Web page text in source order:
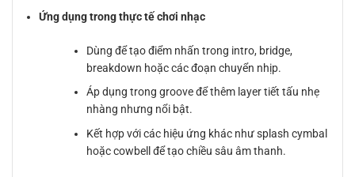
Ứng dụng trong thực tế chơi nhạc
Dùng để tạo điểm nhấn trong intro, bridge,
breakdown hoặc các đoạn chuyển nhịp.
Áp dụng trong groove để thêm layer tiết tấu nhẹ
nhàng nhưng nổi bật.
Kết hợp với các hiệu ứng khác như splash cymbal
hoặc cowbell để tạo chiều sâu âm thanh.